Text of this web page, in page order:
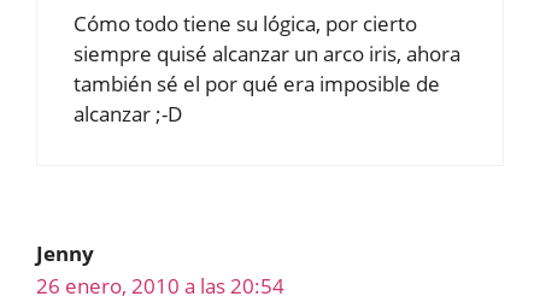
Cómo todo tiene su lógica, por cierto
siempre quisé alcanzar un arco iris, ahora
también sé el por qué era imposible de
alcanzar ;-D
Jenny
26 enero, 2010 a las 20:54